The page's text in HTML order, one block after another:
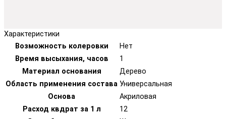
Характеристики
Возможность колеровки
Нет
Время высыхания, часов
1
Материал основания
Дерево
Область применения состава Универсальная
Основа
Акриловая
Расход квдрат за 1 л
12